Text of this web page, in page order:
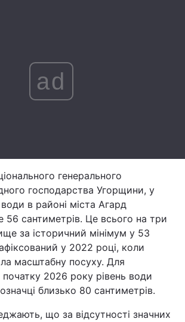
Думки
ad
генерального
господарства Угорщини, у
в районі міста Агард
56 сантиметрів. Це всього на три
за історичний мінімум у 53
у 2022 році, коли
масштабну посуху. Для
початку 2026 року рівень води
близько 80 сантиметрів.
що за відсутності значних